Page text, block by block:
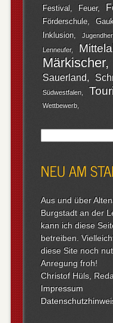
Festival
Feuer
Förderschule
Inklusion
Lenneufer
Märkischer
Sauerland
Südwestfalen
Wettbewerb
NEU AM
Aus und über
Burgstadt an der
kann ich diese
betreiben.
diese Site noch
Anregung froh!
Christof Hüls,
Impressum